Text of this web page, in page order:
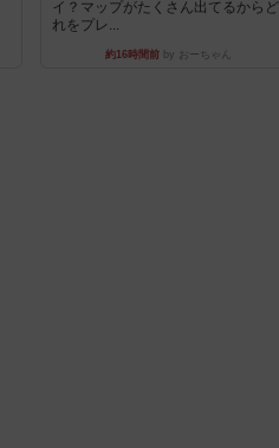
イ？マップがたくさん出てるからど
れをプレ...
約16時間前by おーちゃん